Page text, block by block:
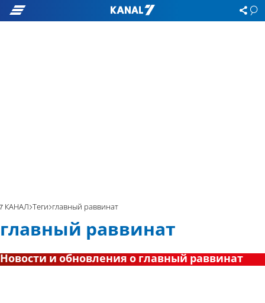
7 КАНАЛ Теги главный раввинат
главный раввинат
Новости и обновления о главный раввинат